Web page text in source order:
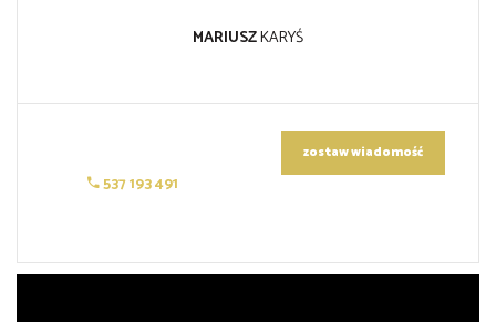
MARIUSZKARYŚ
537 193 491
zostaw wiadomość